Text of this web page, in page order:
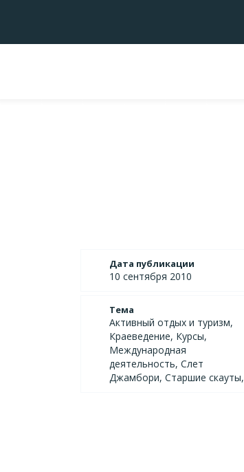
Дата публикации
10 сентября 2010
Тема
Активный отдых и туризм,
Краеведение, Курсы,
Международная
деятельность, Слет
Джамбори, Старшие скауты,